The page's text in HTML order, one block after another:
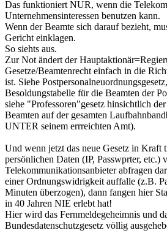
Das funktioniert NUR, wenn die
Unternehmensinteressen benutzen kann.
Wenn der Beamte sich darauf bezieht,
Gericht einklagen.
So siehts aus.
Zur Not ändert der
Gesetze/Beamtenrecht einfach in die
ist. Siehe
Besoldungstabelle für die Beamten der
siehe "Professoren"gesetz hinsichtlich
Beamten auf der gesamten
UNTER seinem errreichten Amt).
Und wenn jetzt das neue Gesetz in Kraft
persönlichen Daten (IP, Passwprter, etc.)
Telekommunikationsanbieter abfragen
einer Ordnungswidrigkeit auffalle (z.B.
Minuten überzogen), dann fangen hier
in 40 Jahren NIE erlebt hat!
Hier wird das Fernmeldegeheimnis und
Bundesdatenschutzgesetz völlig